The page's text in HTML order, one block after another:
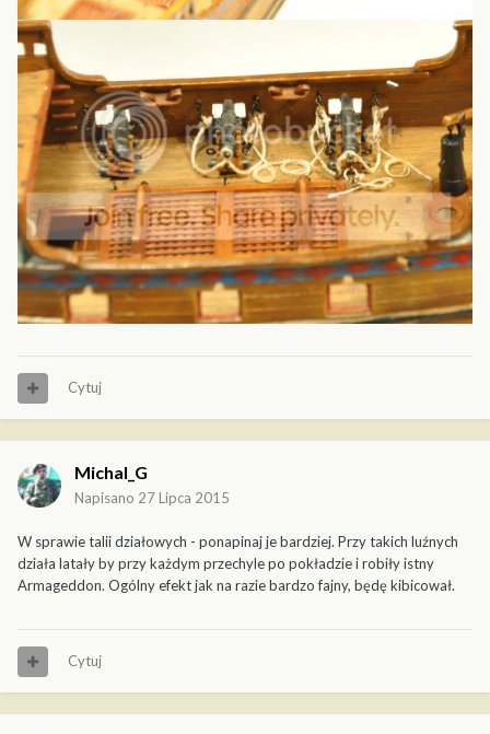
Cytuj
Michal_G
Napisano 27 Lipca 2015
W sprawie talii działowych - ponapinaj je bardziej. Przy takich luźnych
działa latały by przy każdym przechyle po pokładzie i robiły istny
Armageddon. Ogólny efekt jak na razie bardzo fajny, będę kibicował.
Cytuj